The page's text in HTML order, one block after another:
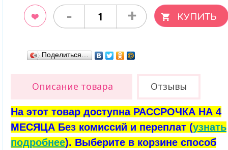
- +
Поделиться…
Описание товара Отзывы
На этот товар доступна РАССРОЧКА НА 4
МЕСЯЦА Без комиссий и переплат (узнать
подробнее). Выберите в корзине способ